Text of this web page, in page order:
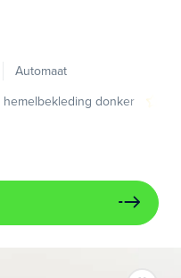
Automaat
hemelbekleding donker